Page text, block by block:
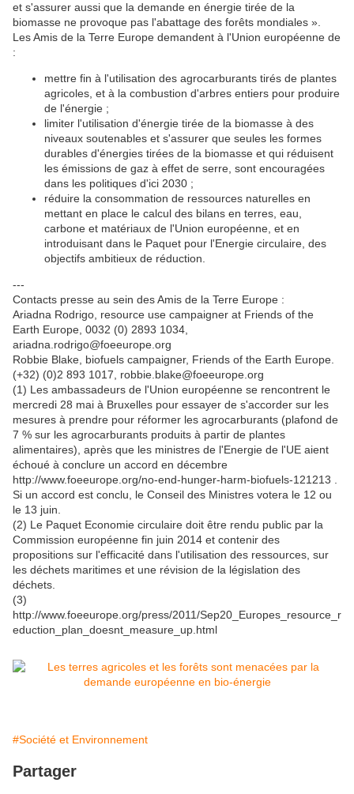
et s'assurer aussi que la demande en énergie tirée de la
biomasse ne provoque pas l'abattage des forêts mondiales ».
Les Amis de la Terre Europe demandent à l'Union européenne de
:
mettre fin à l'utilisation des agrocarburants tirés de plantes
agricoles, et à la combustion d'arbres entiers pour produire
de l'énergie ;
limiter l'utilisation d'énergie tirée de la biomasse à des
niveaux soutenables et s'assurer que seules les formes
durables d'énergies tirées de la biomasse et qui réduisent
les émissions de gaz à effet de serre, sont encouragées
dans les politiques d'ici 2030 ;
réduire la consommation de ressources naturelles en
mettant en place le calcul des bilans en terres, eau,
carbone et matériaux de l'Union européenne, et en
introduisant dans le Paquet pour l'Energie circulaire, des
objectifs ambitieux de réduction.
---
Contacts presse au sein des Amis de la Terre Europe :
Ariadna Rodrigo, resource use campaigner at Friends of the
Earth Europe, 0032 (0) 2893 1034,
ariadna.rodrigo@foeeurope.org
Robbie Blake, biofuels campaigner, Friends of the Earth Europe.
(+32) (0)2 893 1017, robbie.blake@foeeurope.org
(1) Les ambassadeurs de l'Union européenne se rencontrent le
mercredi 28 mai à Bruxelles pour essayer de s'accorder sur les
mesures à prendre pour réformer les agrocarburants (plafond de
7 % sur les agrocarburants produits à partir de plantes
alimentaires), après que les ministres de l'Energie de l'UE aient
échoué à conclure un accord en décembre
http://www.foeeurope.org/no-end-hunger-harm-biofuels-121213 .
Si un accord est conclu, le Conseil des Ministres votera le 12 ou
le 13 juin.
(2) Le Paquet Economie circulaire doit être rendu public par la
Commission européenne fin juin 2014 et contenir des
propositions sur l'efficacité dans l'utilisation des ressources, sur
les déchets maritimes et une révision de la législation des
déchets.
(3)
http://www.foeeurope.org/press/2011/Sep20_Europes_resource_r
eduction_plan_doesnt_measure_up.html
#Société et Environnement
Partager